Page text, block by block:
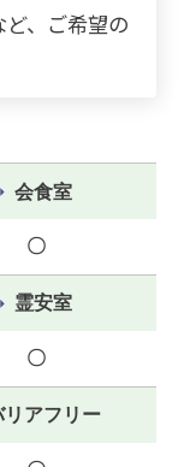
、ご希望の
会食室
〇
霊安室
〇
リアフリー